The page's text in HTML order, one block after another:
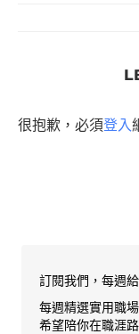
很抱歉，必須登入
訂閱我們，每週
每週精選實用職
希望陪你在職涯